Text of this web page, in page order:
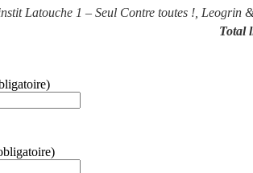
Latouche 1 – Seul Contre toutes !, Leogrin
Total